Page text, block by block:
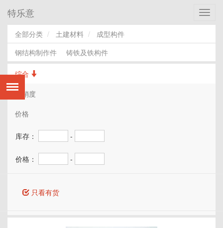
特乐意
全部分类 土建材料
成型构件
钢结构制作件
铸铁及铁构件
综合
热销度
价格
库存： -
价格： -
只看有货